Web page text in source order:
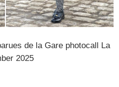
de la Gare photocall La
2025